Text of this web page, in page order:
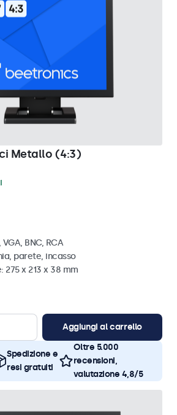
Metallo (4:3)
BNC, RCA
parete, incasso
275 x 213 x 38 mm
Aggiungi al carrello
Spedizione e
resi gratuiti
Oltre 5.000
recensioni,
valutazione 4,8/5